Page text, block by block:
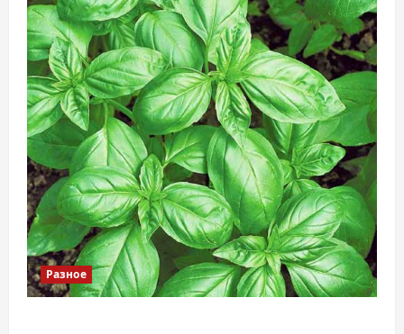
Разное